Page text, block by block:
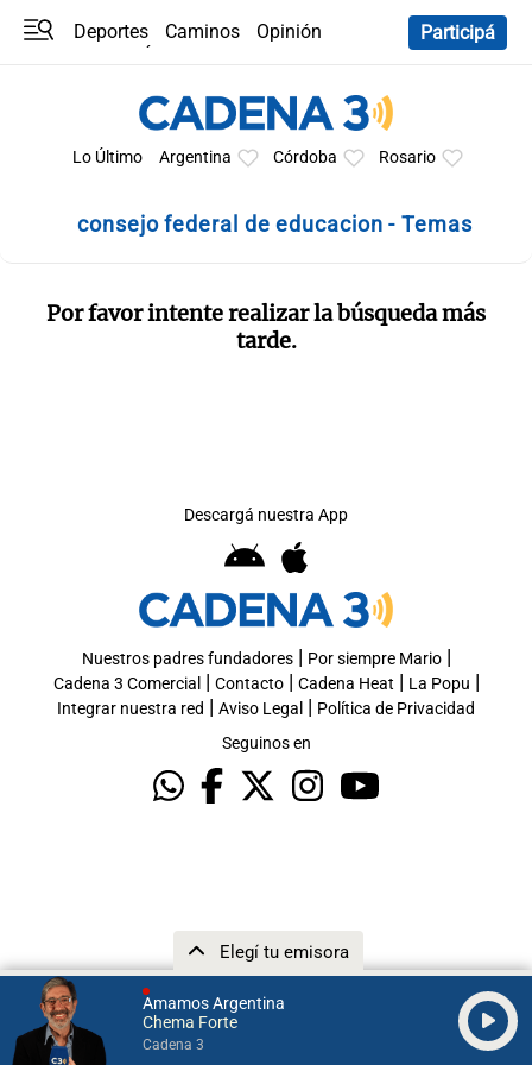
Amamos Argentina
Chema Forte
Cadena 3
Elegí tu emisora
Deportes Caminos
Opinión
Participá
Lo Último Argentina Córdoba Rosario
consejo federal de educacion - Temas
Por favor intente realizar la búsqueda más
tarde.
Descargá nuestra App
Nuestros padres fundadores| Por siempre Mario|
Cadena 3 Comercial | Contacto| Cadena Heat | La Popu |
Integrar nuestra red | Aviso Legal | Política de Privacidad
Seguinos en